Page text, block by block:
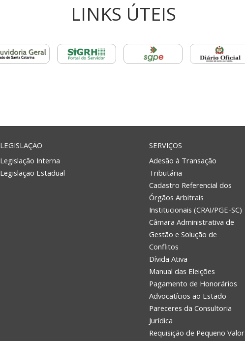
LINKS ÚTEIS
LEGISLAÇÃO
Legislação Interna
Legislação Estadual
SERVIÇOS
Adesão à Transação
Tributária
Cadastro Referencial dos
Órgãos Arbitrais
Institucionais (CRAI/PGE-SC)
Câmara Administrativa de
Gestão e Solução de
Conflitos
Dívida Ativa
Manual das Eleições
Pagamento de Honorários
Advocatícios ao Estado
Pareceres da Consultoria
Jurídica
Requisição de Pequeno Valor